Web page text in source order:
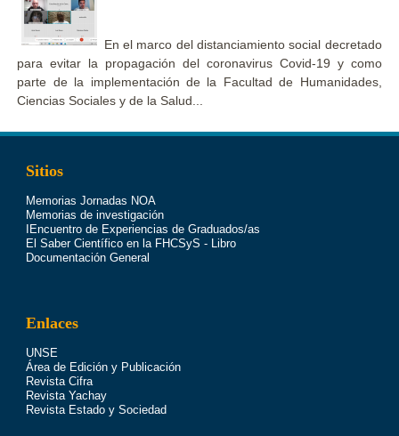
En el marco del distanciamiento social decretado
para evitar la propagación del coronavirus Covid-19 y como
parte de la implementación de la Facultad de Humanidades,
Ciencias Sociales y de la Salud...
Sitios
Memorias Jornadas NOA
Memorias de investigación
IEncuentro de Experiencias de Graduados/as
El Saber Científico en la FHCSyS - Libro
Documentación General
Enlaces
UNSE
Área de Edición y Publicación
Revista Cifra
Revista Yachay
Revista Estado y Sociedad